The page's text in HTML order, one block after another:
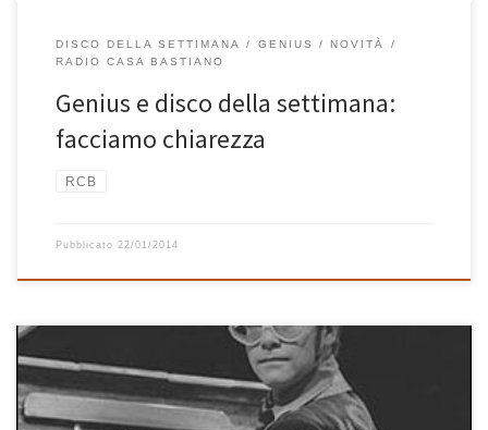
DISCO DELLA SETTIMANA GENIUS
NOVITÀ
RADIO CASA BASTIANO
Genius e disco della settimana:
facciamo chiarezza
RCB
Pubblicato 22/01/2014
Quando sento l’inizio di Bennie and the Jets, quell’accordo